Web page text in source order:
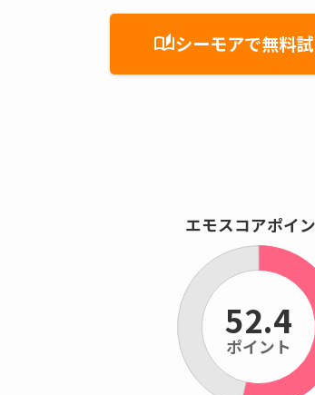
auto_storiesシーモアで無料
エモスコアポイ
52.4
ポイント